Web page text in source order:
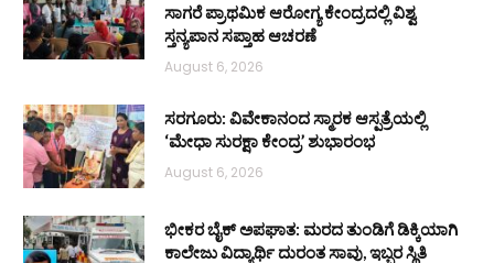
ಸಾಗರೆ ಪ್ರಾಥಮಿಕ ಆರೋಗ್ಯ ಕೇಂದ್ರದಲ್ಲಿ ವಿಶ್ವ
ಸ್ತನ್ಯಪಾನ ಸಪ್ತಾಹ ಆಚರಣೆ
August 6, 2026
ಸರಗೂರು: ವಿವೇಕಾನಂದ ಸ್ಮಾರಕ ಆಸ್ಪತ್ರೆಯಲ್ಲಿ
‘ಮೇಧಾ ಸುರಕ್ಷಾ ಕೇಂದ್ರ’ ಶುಭಾರಂಭ
August 6, 2026
ಭೀಕರ ಬೈಕ್ ಅಪಘಾತ: ಮರದ ತುಂಡಿಗೆ ಡಿಕ್ಕಿಯಾಗಿ
ಕಾಲೇಜು ವಿದ್ಯಾರ್ಥಿ ದುರಂತ ಸಾವು, ಇಬ್ಬರ ಸ್ಥಿತಿ